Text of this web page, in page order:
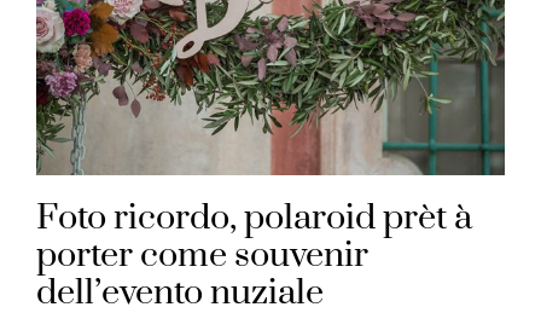
Foto ricordo, polaroid prèt à
porter come souvenir
dell’evento nuziale